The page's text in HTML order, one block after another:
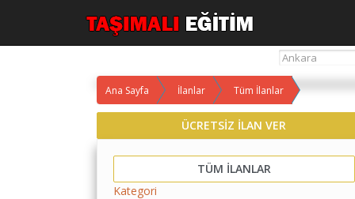
Hesaplama
Ana Sayfa İlanlar Tüm İlanlar
ÜCRETSİZ İLAN VER
TÜM İLANLAR
Kategori